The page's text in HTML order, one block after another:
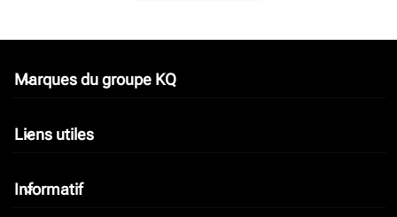
Marques du groupe KQ
keyboard_arrow_down
Liens utiles
keyboard_arrow_down
Informatif
keyboard_arrow_down